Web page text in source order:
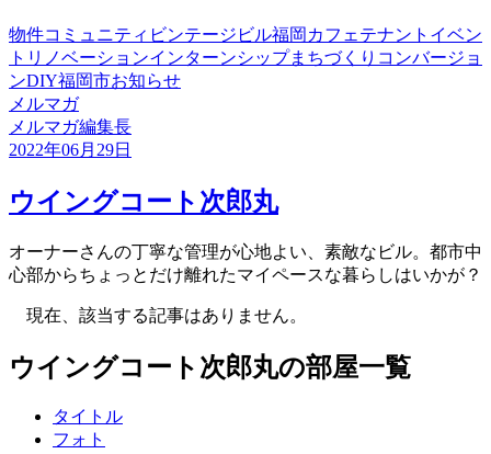
物件コミュニティ ビンテージビル福岡 カフェ テナント イベン
ト リノベーションインターンシップまちづくり コンバージョ
ンDIY福岡市お知らせ
メルマガ
メルマガ編集長
2022年06月29日
ウイングコート次郎丸
オーナーさんの丁寧な管理が心地よい、素敵なビル。都市中
心部からちょっとだけ離れたマイペースな暮らしはいかが？
現在、該当する記事はありません。
ウイングコート次郎丸の部屋一覧
タイトル
フォト